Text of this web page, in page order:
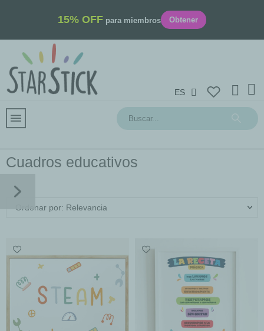
15% OFF para miembros Obtener
ES
Cuadros educativos
Ordenar por: Relevancia